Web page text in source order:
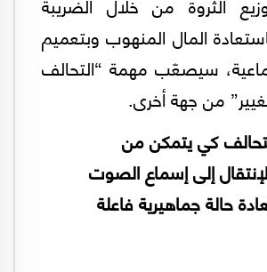
المال المنهوب وبتعميم
سيصعّب مهمة “التحالف
من جهة أخرى.
كي يتمكن من
إلى إسماع الصوت
حالة جماهيرية فاعلة